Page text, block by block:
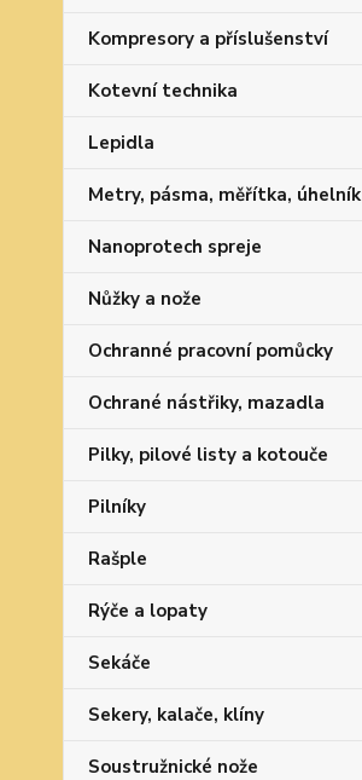
Kompresory a příslušenství
Kotevní technika
Lepidla
Metry, pásma, měřítka, úhelník
Nanoprotech spreje
Nůžky a nože
Ochranné pracovní pomůcky
Ochrané nástřiky, mazadla
Pilky, pilové listy a kotouče
Pilníky
Rašple
Rýče a lopaty
Sekáče
Sekery, kalače, klíny
Soustružnické nože